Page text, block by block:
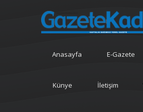
Anasayfa E-Gazete
Künye İletişim